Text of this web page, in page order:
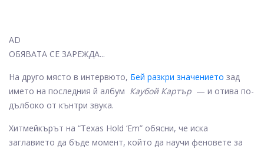
AD
ОБЯВАТА СЕ ЗАРЕЖДА...
На друго място в интервюто, Бей разкри значението зад
името на последния й албум Каубой Картър — и отива по-
дълбоко от кънтри звука.
Хитмейкърът на “Texas Hold ‘Em” обясни, че иска
заглавието да бъде момент, който да научи феновете за